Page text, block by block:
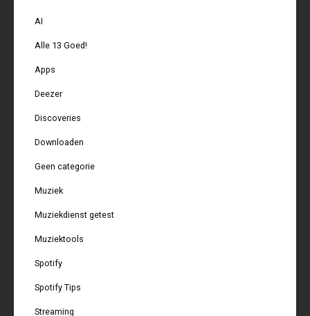
AI
Alle 13 Goed!
Apps
Deezer
Discoveries
Downloaden
Geen categorie
Muziek
Muziekdienst getest
Muziektools
Spotify
Spotify Tips
Streaming